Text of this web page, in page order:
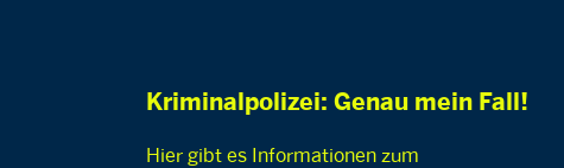
Kriminalpolizei: Genau mein Fall!
Hier gibt es Informationen zum